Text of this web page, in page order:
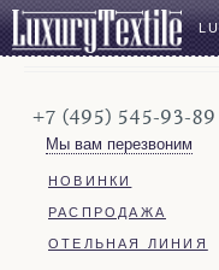
+7 (495) 545-93-89
Мы вам перезвоним
НОВИНКИ
РАСПРОДАЖА
ОТЕЛЬНАЯ ЛИНИЯ